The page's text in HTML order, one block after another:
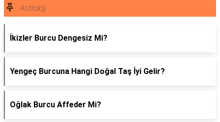
Astroloji
İkizler Burcu Dengesiz Mi?
Yengeç Burcuna Hangi Doğal Taş İyi Gelir?
Oğlak Burcu Affeder Mi?